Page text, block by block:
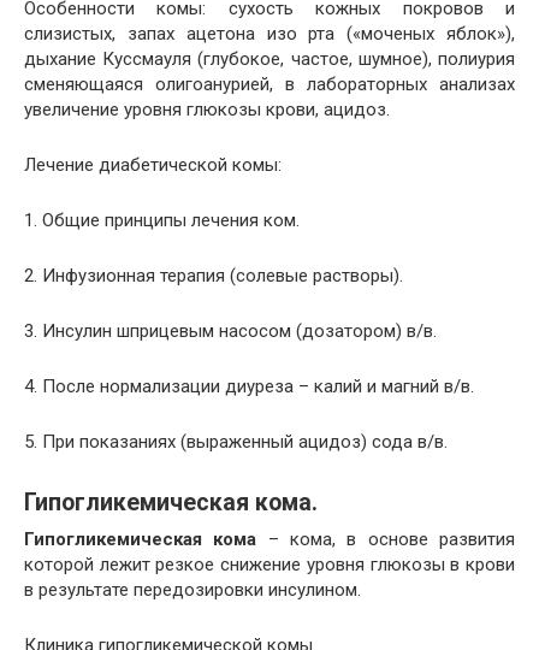
Особенности комы: сухость кожных покровов и
слизистых, запах ацетона изо рта («моченых яблок»),
дыхание Куссмауля (глубокое, частое, шумное), полиурия
сменяющаяся олигоанурией, в лабораторных анализах
увеличение уровня глюкозы крови, ацидоз.
Лечение диабетической комы:
1. Общие принципы лечения ком.
2. Инфузионная терапия (солевые растворы).
3. Инсулин шприцевым насосом (дозатором) в/в.
4. После нормализации диуреза – калий и магний в/в.
5. При показаниях (выраженный ацидоз) сода в/в.
Гипогликемическая кома.
Гипогликемическая кома – кома, в основе развития
которой лежит резкое снижение уровня глюкозы в крови
в результате передозировки инсулином.
Клиника гипогликемической комы.